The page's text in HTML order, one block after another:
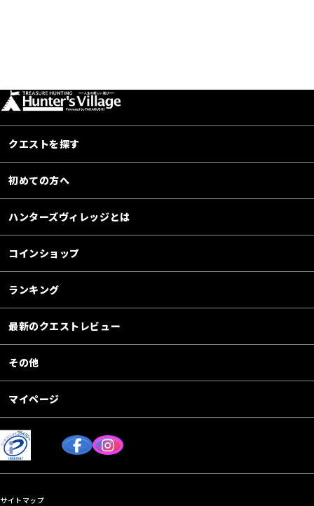
クエストを探す
初めての方へ
ハンターズヴィレッジとは
コインショップ
ランキング
最新のクエストレビュー
その他
マイページ
サイトマップ